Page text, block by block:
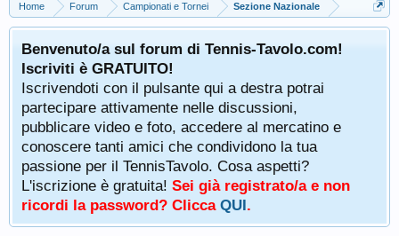
Home Forum Campionati e Tornei Sezione Nazionale
Benvenuto/a sul forum di Tennis-Tavolo.com!
Iscriviti è GRATUITO!
Iscrivendoti con il pulsante qui a destra potrai
partecipare attivamente nelle discussioni,
pubblicare video e foto, accedere al mercatino e
conoscere tanti amici che condividono la tua
passione per il TennisTavolo. Cosa aspetti?
L'iscrizione è gratuita! Sei già registrato/a e non
ricordi la password? Clicca QUI.